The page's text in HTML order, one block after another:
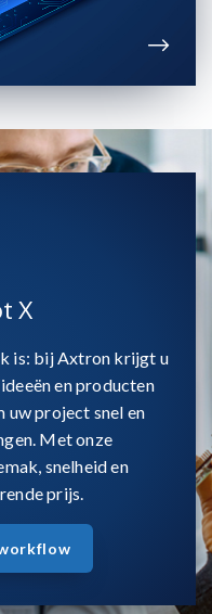
X
is: bij Axtron krijgt u
en producten
uw project snel en
Met onze
snelheid en
prijs.